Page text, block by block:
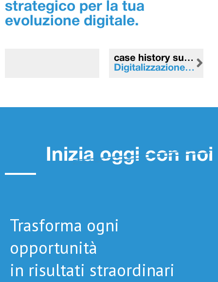
strategico per la tua
evoluzione digitale.
case history successiva
Digitalizzazione della Gestione Eventi per MEB Elettroforniture Srl
Inizia oggi con noi
Trasforma ogni
opportunità
in risultati straordinari